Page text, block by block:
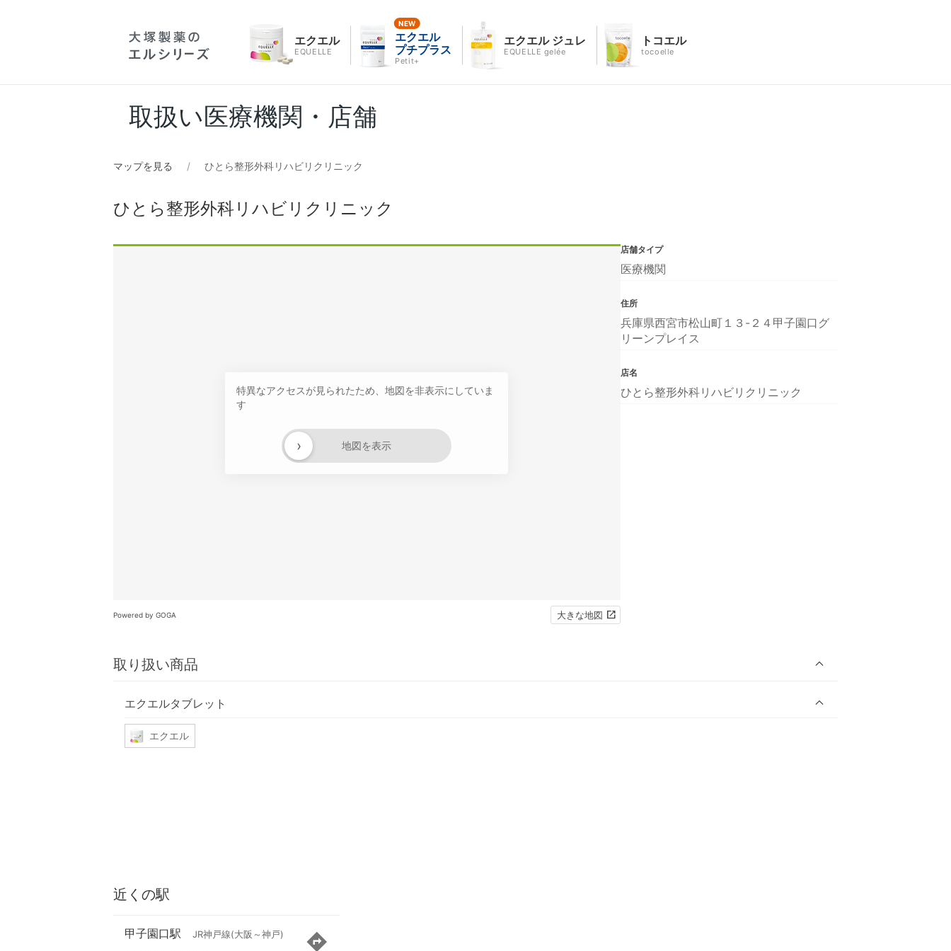
エクエル
EQUELLE
エクエル
プチプラス
Petit+
エクエル ジュレ
EQUELLE gelée
トコエル
tocoelle
取扱い医療機関・店舗
マップを見る ひとら整形外科リハビリクリニック
ひとら整形外科リハビリクリニック
特異なアクセスが見られたため、地図を非表示にしていま
す
地図を表示
›
Powered by GOGA 大きな地図
取り扱い商品
エクエルタブレット
エクエル
店舗タイプ
医療機関
住所
兵庫県西宮市松山町１３-２４甲子園口グ
リーンプレイス
店名
ひとら整形外科リハビリクリニック
近くの駅
甲子園口駅 JR神戸線(大阪～神戸)